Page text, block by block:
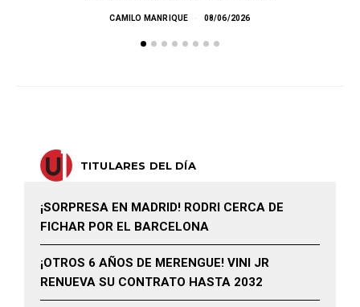
CAMILO MANRIQUE 08/06/2026
TITULARES DEL DÍA
¡SORPRESA EN MADRID! RODRI CERCA DE
FICHAR POR EL BARCELONA
¡OTROS 6 AÑOS DE MERENGUE! VINI JR
RENUEVA SU CONTRATO HASTA 2032